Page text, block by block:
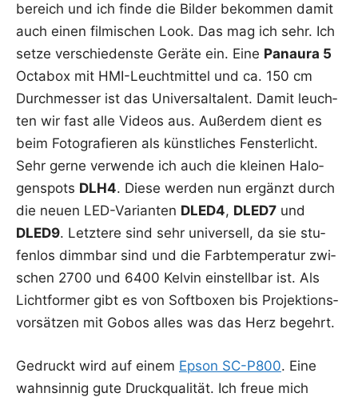
be­reich und ich fin­de die Bil­der bekom­men damit
auch einen fil­mi­schen Look. Das mag ich sehr. Ich
set­ze ver­schie­dens­te Gerä­te ein. Eine Pan­au­ra 5
Octa­box mit HMI-Leucht­mit­tel und ca. 150 cm
Durch­mes­ser ist das Uni­ver­sal­ta­lent. Damit leuch­
ten wir fast alle Vide­os aus. Außer­dem dient es
beim Foto­gra­fie­ren als künst­li­ches Fens­ter­licht.
Sehr ger­ne ver­wen­de ich auch die klei­nen Halo­
gen­spots DLH4. Die­se wer­den nun ergänzt durch
die neu­en LED-Vari­an­ten DLED4, DLED7 und
DLED9. Letz­te­re sind sehr uni­ver­sell, da sie stu­
fen­los dimm­bar sind und die Farb­tem­pe­ra­tur zwi­
schen 2700 und 6400 Kel­vin ein­stell­bar ist. Als
Licht­for­mer gibt es von Soft­bo­xen bis Pro­jek­ti­ons­
vor­sät­zen mit Gobos alles was das Herz begehrt.
Gedruckt wird auf einem Epson SC-P800. Eine
wahn­sin­nig gute Druck­qua­li­tät. Ich freue mich